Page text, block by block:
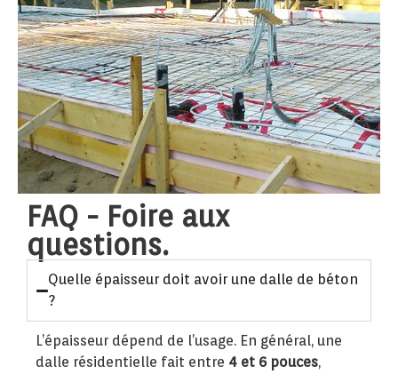
FAQ - Foire aux
questions.
Quelle épaisseur doit avoir une dalle de béton
?
L’épaisseur dépend de l’usage. En général, une
dalle résidentielle fait entre 4 et 6 pouces,